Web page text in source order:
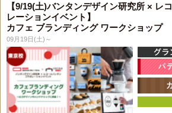
【9/19(土)バンタンデザイン研究所 × レ
レーションイベント】
カフェ ブランディング ワークショップ
09月19日(土)～